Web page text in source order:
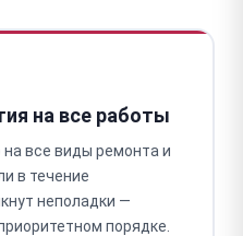
на все работы
все виды ремонта и
в течение
неполадки —
порядке.